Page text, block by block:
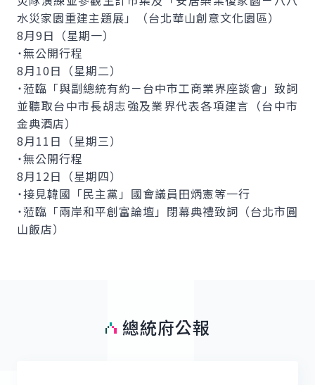
水災家園重建主題展」（台北華山創意文化園區）
8月9日（星期一）
˙無公開行程
8月10日（星期二）
˙蒞臨「與副總統有約－台中市工商業界座談會」致詞
並聽取台中市長胡志強及業界代表各項建言（台中市
金典酒店）
8月11日（星期三）
˙無公開行程
8月12日（星期四）
˙接見韓國「民主黨」國會議員田炳憲等一行
˙蒞臨「兩岸和平創富論壇」閉幕典禮致詞（台北市圓
山飯店）
總統府公報